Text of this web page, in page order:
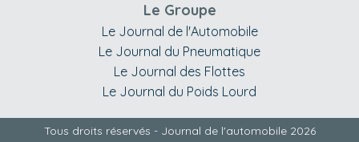
Le Groupe
Le Journal de l'Automobile
Le Journal du Pneumatique
Le Journal des Flottes
Le Journal du Poids Lourd
Tous droits réservés - Journal de l'automobile 2026